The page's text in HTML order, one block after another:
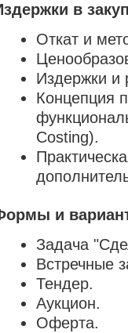
в
Откат и
Издержки и
Концепция
Costing).
и
Задача
Встречные
Тендер.
Аукцион.
Оферта.